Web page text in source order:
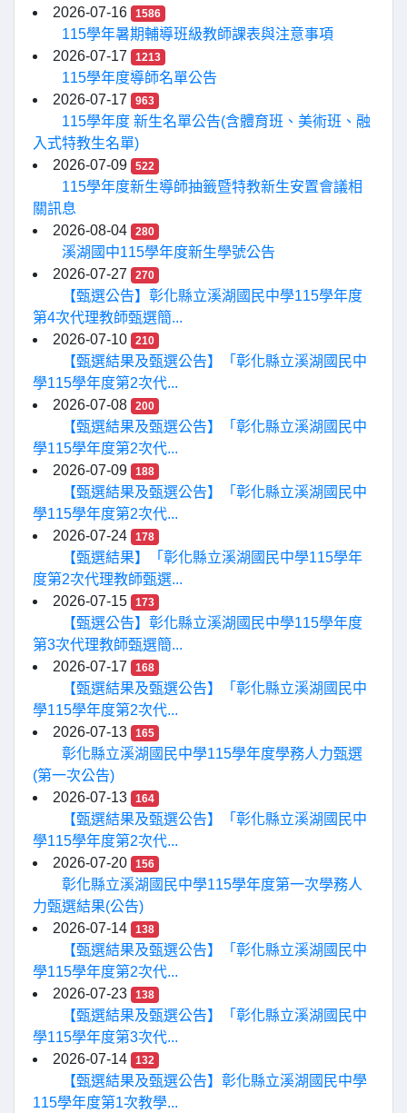
2026-07-16
1586
115學年暑期輔導班級教師課表與注意事項
2026-07-17
1213
115學年度導師名單公告
2026-07-17
963
115學年度 新生名單公告(含體育班、美術班、融
入式特教生名單)
2026-07-09
522
115學年度新生導師抽籤暨特教新生安置會議相
關訊息
2026-08-04
280
溪湖國中115學年度新生學號公告
2026-07-27
270
【甄選公告】彰化縣立溪湖國民中學115學年度
第4次代理教師甄選簡...
2026-07-10
210
【甄選結果及甄選公告】「彰化縣立溪湖國民中
學115學年度第2次代...
2026-07-08
200
【甄選結果及甄選公告】「彰化縣立溪湖國民中
學115學年度第2次代...
2026-07-09
188
【甄選結果及甄選公告】「彰化縣立溪湖國民中
學115學年度第2次代...
2026-07-24
178
【甄選結果】「彰化縣立溪湖國民中學115學年
度第2次代理教師甄選...
2026-07-15
173
【甄選公告】彰化縣立溪湖國民中學115學年度
第3次代理教師甄選簡...
2026-07-17
168
【甄選結果及甄選公告】「彰化縣立溪湖國民中
學115學年度第2次代...
2026-07-13
165
彰化縣立溪湖國民中學115學年度學務人力甄選
(第一次公告)
2026-07-13
164
【甄選結果及甄選公告】「彰化縣立溪湖國民中
學115學年度第2次代...
2026-07-20
156
彰化縣立溪湖國民中學115學年度第一次學務人
力甄選結果(公告)
2026-07-14
138
【甄選結果及甄選公告】「彰化縣立溪湖國民中
學115學年度第2次代...
2026-07-23
138
【甄選結果及甄選公告】「彰化縣立溪湖國民中
學115學年度第3次代...
2026-07-14
132
【甄選結果及甄選公告】彰化縣立溪湖國民中學
115學年度第1次教學...